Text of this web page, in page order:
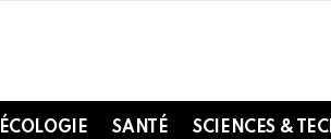
ÉCOLOGIE SANTÉ SCIENCES &